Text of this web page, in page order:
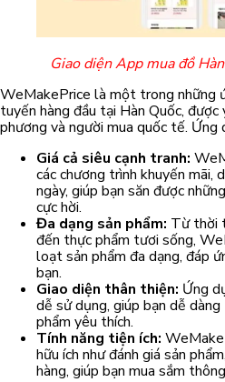
Giao diện App mua đồ
WeMakePrice là một trong những
tuyến hàng đầu tại Hàn Quốc,
phương và người mua quốc tế. Ứng
Giá cả siêu cạnh tranh:
các chương trình khuyến mãi,
ngày, giúp bạn săn được
cực hời.
Đa dạng sản phẩm: Từ thời
đến thực phẩm tươi sống,
loạt sản phẩm đa dạng, đáp
bạn.
Giao diện thân thiện: Ứng
dễ sử dụng, giúp bạn dễ
phẩm yêu thích.
Tính năng tiện ích:
hữu ích như đánh giá sản
hàng, giúp bạn mua sắm